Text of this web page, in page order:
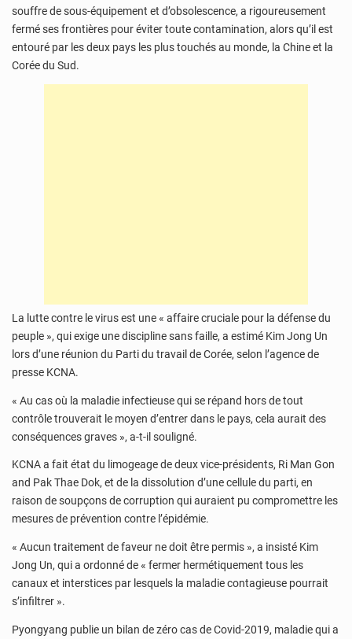
souffre de sous-équipement et d’obsolescence, a rigoureusement
fermé ses frontières pour éviter toute contamination, alors qu’il est
entouré par les deux pays les plus touchés au monde, la Chine et la
Corée du Sud.
La lutte contre le virus est une « affaire cruciale pour la défense du
peuple », qui exige une discipline sans faille, a estimé Kim Jong Un
lors d’une réunion du Parti du travail de Corée, selon l’agence de
presse KCNA.
« Au cas où la maladie infectieuse qui se répand hors de tout
contrôle trouverait le moyen d’entrer dans le pays, cela aurait des
conséquences graves », a-t-il souligné.
KCNA a fait état du limogeage de deux vice-présidents, Ri Man Gon
and Pak Thae Dok, et de la dissolution d’une cellule du parti, en
raison de soupçons de corruption qui auraient pu compromettre les
mesures de prévention contre l’épidémie.
« Aucun traitement de faveur ne doit être permis », a insisté Kim
Jong Un, qui a ordonné de « fermer hermétiquement tous les
canaux et interstices par lesquels la maladie contagieuse pourrait
s’infiltrer ».
Pyongyang publie un bilan de zéro cas de Covid-2019, maladie qui a